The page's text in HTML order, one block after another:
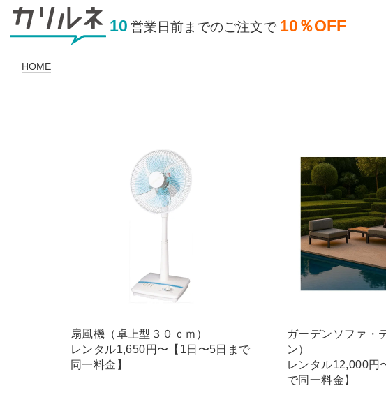
10 営業日前までのご注文で 10％OFF
HOME
扇風機（卓上型３０ｃｍ）
レンタル1,650円〜【1日〜5日まで
同一料金】
ガーデンソファ・
ン）
レンタル12,000円
で同一料金】